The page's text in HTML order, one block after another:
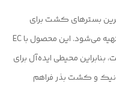
بسترهای کشت برای
گیاهان است که از الیاف پوست نارگیل تهیه می‌شود. این محصول با EC
بنابراین محیطی ایده‌آل برای
و کشت بذر فراهم